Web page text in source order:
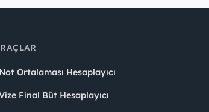
Not Ortalaması Hesaplayıcı
Final Büt Hesaplayıcı